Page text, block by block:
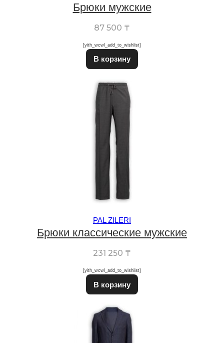
Брюки мужские
87 500 ₸
[yith_wcwl_add_to_wishlist]
В корзину Этот товар имеет
PAL ZILERI
Брюки классические мужские
231 250 ₸
[yith_wcwl_add_to_wishlist]
В корзину Этот товар имеет